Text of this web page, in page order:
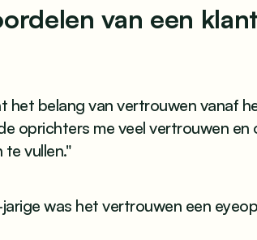
van een
het belang van vertrouwen vanaf
oprichters me veel vertrouwen en
vullen."
was het vertrouwen een